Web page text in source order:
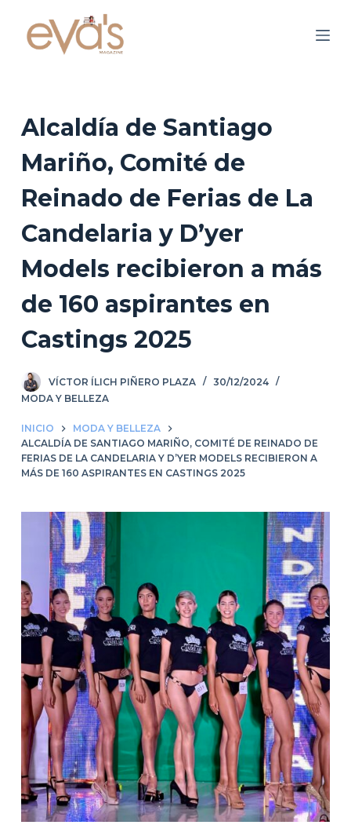
a
e
o
Alcaldía de Santiago
Mariño, Comité de
Reinado de Ferias de La
Candelaria y D’yer
Models recibieron a más
de 160 aspirantes en
Castings 2025
VÍCTOR ÍLICH PIÑERO PLAZA
30/12/2024
MODA Y BELLEZA
INICIO
MODA Y BELLEZA
ALCALDÍA DE SANTIAGO MARIÑO, COMITÉ DE REINADO DE
FERIAS DE LA CANDELARIA Y D’YER MODELS RECIBIERON A
MÁS DE 160 ASPIRANTES EN CASTINGS 2025